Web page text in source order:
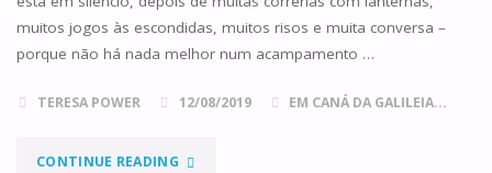
muitos jogos às escondidas, muitos risos e muita conversa –
porque não há nada melhor num acampamento …
TERESA POWER 12/08/2019 EM CANÁ DA GALILEIA...
CONTINUE READING"O